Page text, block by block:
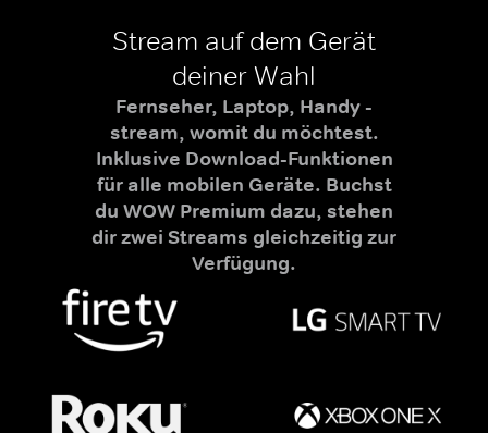
Stream auf dem Gerät
deiner Wahl
Fernseher, Laptop, Handy -
stream, womit du möchtest.
Inklusive Download-Funktionen
für alle mobilen Geräte. Buchst
du WOW Premium dazu, stehen
dir zwei Streams gleichzeitig zur
Verfügung.